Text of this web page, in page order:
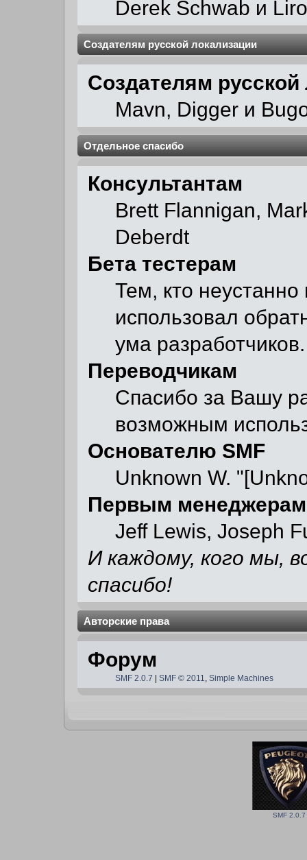
Derek Schwab и
Создателям русской локализации
Создателям русской
Mavn, Digger и
Отдельное спасибо
Консультантам
Brett Flannigan,
Deberdt
Бета тестерам
Тем, кто
использовал
ума разработчиков.
Переводчикам
Спасибо за Вашу
возможным
Основателю SMF
Unknown W.
Первым менеджерам
Jeff Lewis, Joseph
И каждому, кого мы,
спасибо!
Авторские права
Форум
SMF 2.0.7 |SMF © 2011 ,Simple Machines
SMF 2.0.7